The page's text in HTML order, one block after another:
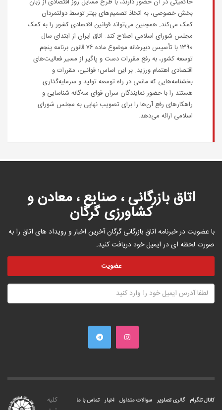
بخش خصوصی، به اتخاذ تصمیم‌های بهتر توسط دولتمردان
کمک می‌کند. همچنین می‌تواند قوانین اقتصادی کشور را به کمک
مجلس شورای اسلامی اصلاح کند. اتاق ایران از ابتدای سال
۱۳۹۰ با تأسیس دبیرخانه موضوع ماده ۷۶ قانون برنامه پنجم
توسعه کشور، به رفع مقررات دست و پاگیر از مسیر فعالیت‌های
اقتصادی اهتمام ورزید. بر این اساس؛ قوانین، مقررات و
بخشنامه‌هایی که مانعی در راه توسعه تولید و سرمایه‌گذاری
هستند را با حضور نمایندگان سران قوای سه‌گانه شناسایی و
راهکارهای رفع آن‌ها را برای تصویب نهایی به مجلس شورای
اسلامی ارائه می‌دهد.
اتاق بازرگانی ، صنایع ، معادن و
کشاورزی گرگان
با عضویت در خبرنامه اتاق بازرگانی گرگان آخرین اخبار و رویداد های اتاق را به
صورت لحظه ای در ایمیل خود دریافت کنید.
تماس با ما اخبار سوالات متداول گالری تصاویر کانال تلگرام
کليه